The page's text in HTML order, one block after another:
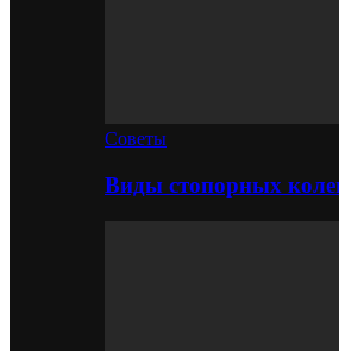
Советы
Виды стопорных